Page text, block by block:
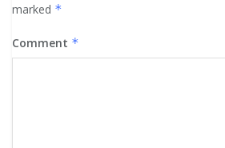
marked *
Comment *